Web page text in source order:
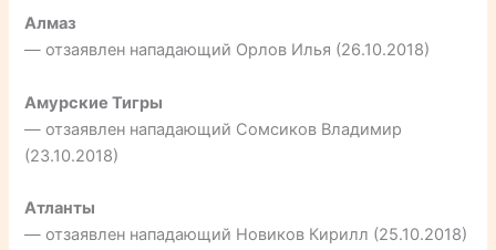
Алмаз
— отзаявлен нападающий Орлов Илья (26.10.2018)
Амурские Тигры
— отзаявлен нападающий Сомсиков Владимир
(23.10.2018)
Атланты
— отзаявлен нападающий Новиков Кирилл (25.10.2018)